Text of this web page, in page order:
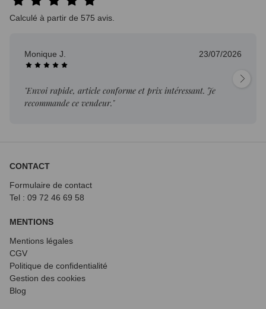
Calculé à partir de 575 avis.
Monique J. 23/07/2026
"Envoi rapide, article conforme et prix intéressant. Je
recommande ce vendeur."
CONTACT
Formulaire de contact
Tel : 09 72 46 69 58
MENTIONS
Mentions légales
CGV
Politique de confidentialité
Gestion des cookies
Blog